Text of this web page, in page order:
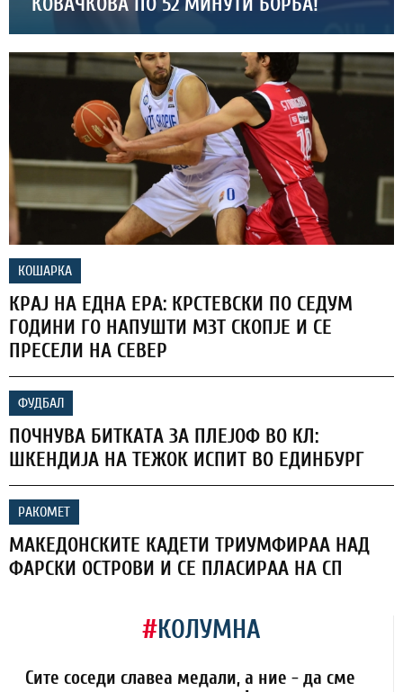
КОШАРКА
КРАЈ НА ЕДНА ЕРА: КРСТЕВСКИ ПО СЕДУМ
ГОДИНИ ГО НАПУШТИ МЗТ СКОПЈЕ И СЕ
ПРЕСЕЛИ НА СЕВЕР
ФУДБАЛ
ПОЧНУВА БИТКАТА ЗА ПЛЕЈОФ ВО КЛ:
ШКЕНДИЈА НА ТЕЖОК ИСПИТ ВО ЕДИНБУРГ
РАКОМЕТ
МАКЕДОНСКИТЕ КАДЕТИ ТРИУМФИРАА НАД
ФАРСКИ ОСТРОВИ И СЕ ПЛАСИРАА НА СП
#КОЛУМНА
Сите соседи славеа медали, а ние - да сме